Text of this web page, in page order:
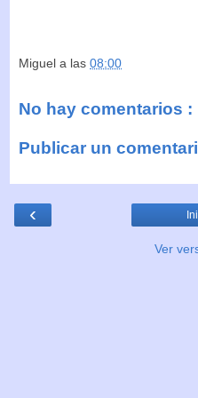
Miguel a las 08:00
No hay comentarios :
Publicar un
‹
Ver